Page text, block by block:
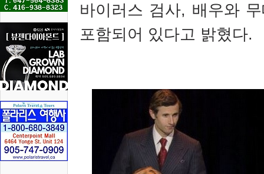
바이러스 검사, 배우와
포함되어 있다고 밝혔다.